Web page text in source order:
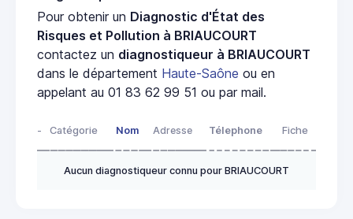
Pour obtenir un Diagnostic d'État des
Risques et Pollution à BRIAUCOURT
contactez un diagnostiqueur à BRIAUCOURT
dans le département Haute-Saône ou en
appelant au 01 83 62 99 51 ou par mail.
- Catégorie Nom Adresse Télephone Fiche
Aucun diagnostiqueur connu pour BRIAUCOURT